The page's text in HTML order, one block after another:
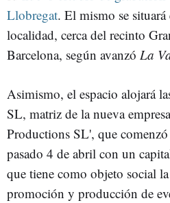
Llobregat. El mismo se
localidad, cerca del recinto
Barcelona, según avanzó La
Asimismo, el espacio alojará
SL, matriz de la nueva
Productions SL', que comenzó
pasado 4 de abril con un
que tiene como objeto social
promoción y producción de